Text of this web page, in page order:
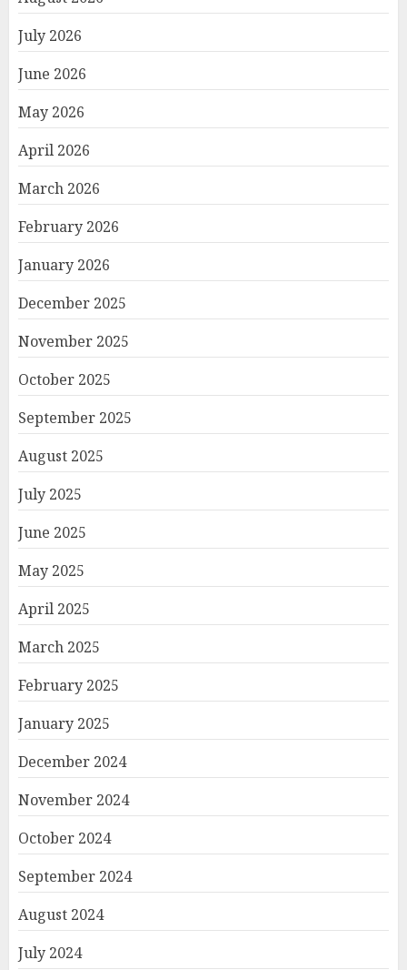
July 2026
June 2026
May 2026
April 2026
March 2026
February 2026
January 2026
December 2025
November 2025
October 2025
September 2025
August 2025
July 2025
June 2025
May 2025
April 2025
March 2025
February 2025
January 2025
December 2024
November 2024
October 2024
September 2024
August 2024
July 2024